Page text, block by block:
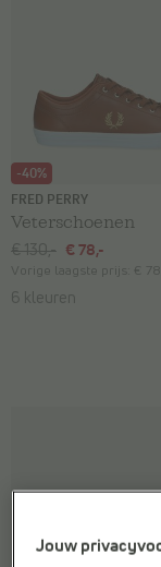
-40%
FRED PERRY
Veterschoenen
€ 130,- € 78,-
Vorige laagste prijs: € 78,-
6 kleuren
Jouw